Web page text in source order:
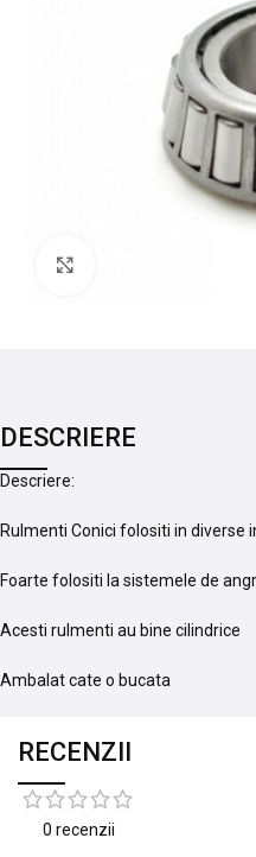
DESCRIERE
Descriere:
Rulmenti Conici folositi in diverse
Foarte folositi la sistemele de
Acesti rulmenti au bine cilindrice
Ambalat cate o bucata
RECENZII
0 recenzii